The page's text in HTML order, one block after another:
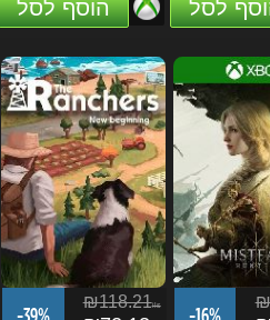
-39%
₪118.21 ils
₪72.13
The Ranchers
הוסף לסל
-16%
Mistfall Hunter
Series...
לסל